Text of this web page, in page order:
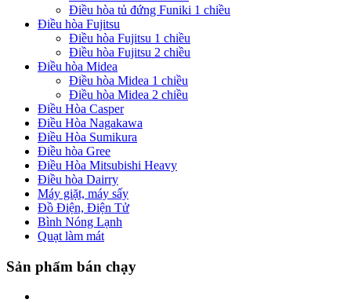
Điều hòa tủ đứng Funiki 1 chiều
Điều hòa Fujitsu
Điều hòa Fujitsu 1 chiều
Điều hòa Fujitsu 2 chiều
Điều hòa Midea
Điều hòa Midea 1 chiều
Điều hòa Midea 2 chiều
Điều Hòa Casper
Điều Hòa Nagakawa
Điều Hòa Sumikura
Điều hòa Gree
Điều Hòa Mitsubishi Heavy
Điều hòa Dairry
Máy giặt, máy sấy
Đồ Điện, Điện Tử
Bình Nóng Lạnh
Quạt làm mát
Sản phẩm bán chạy